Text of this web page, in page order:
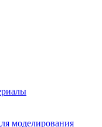
моделирования